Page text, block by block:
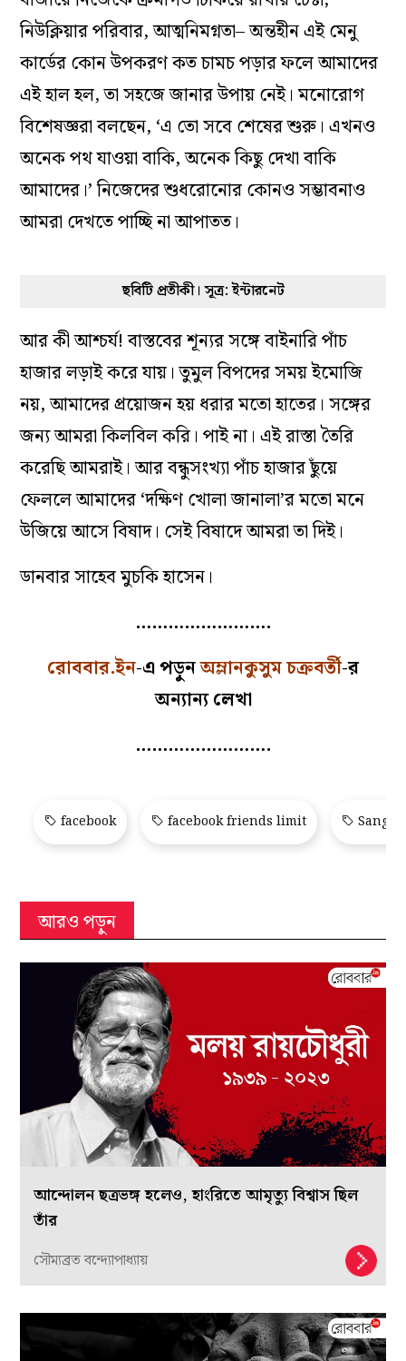
নিউক্লিয়ার পরিবার, আত্মনিমগ্নতা– অন্তহীন এই মেনু
কার্ডের কোন উপকরণ কত চামচ পড়ার ফলে আমাদের
এই হাল হল, তা সহজে জানার উপায় নেই। মনোরোগ
বিশেষজ্ঞরা বলছেন, ‘এ তো সবে শেষের শুরু। এখনও
অনেক পথ যাওয়া বাকি, অনেক কিছু দেখা বাকি
আমাদের।’ নিজেদের শুধরোনোর কোনও সম্ভাবনাও
আমরা দেখতে পাচ্ছি না আপাতত।
ছবিটি প্রতীকী। সূত্র: ইন্টারনেট
আর কী আশ্চর্য! বাস্তবের শূন্যর সঙ্গে বাইনারি পাঁচ
হাজার লড়াই করে যায়। তুমুল বিপদের সময় ইমোজি
নয়, আমাদের প্রয়োজন হয় ধরার মতো হাতের। সঙ্গের
জন্য আমরা কিলবিল করি। পাই না। এই রাস্তা তৈরি
করেছি আমরাই। আর বন্ধুসংখ্যা পাঁচ হাজার ছুঁয়ে
ফেললে আমাদের ‘দক্ষিণ খোলা জানালা’র মতো মনে
উজিয়ে আসে বিষাদ। সেই বিষাদে আমরা তা দিই।
ডানবার সাহেব মুচকি হাসেন।
…………………….
রোববার.ইন-এ পড়ুনঅম্লানকুসুম চক্রবর্তী-র
অন্যান্য লেখা
…………………….
facebook facebook friends limit
আরও পড়ুন
আন্দোলন ছত্রভঙ্গ হলেও, হাংরিতে আমৃত্যু বিশ্বাস ছিল
তাঁর
সৌম্যব্রত বন্দ্যোপাধ্যায়